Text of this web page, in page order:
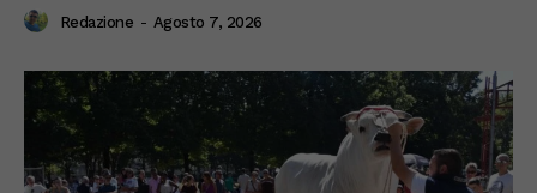
Redazione - Agosto 7, 2026